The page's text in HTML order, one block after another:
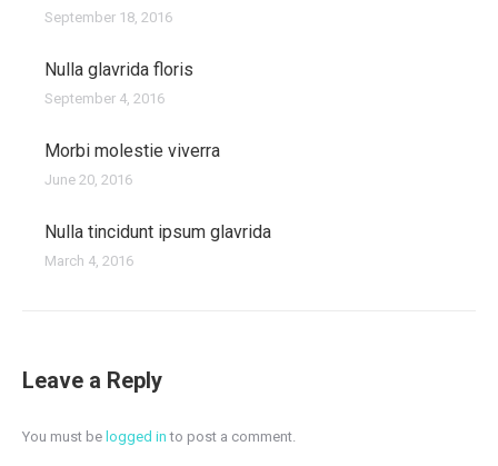
September 18, 2016
Nulla glavrida floris
September 4, 2016
Morbi molestie viverra
June 20, 2016
Nulla tincidunt ipsum glavrida
March 4, 2016
Leave a Reply
You must be logged in to post a comment.